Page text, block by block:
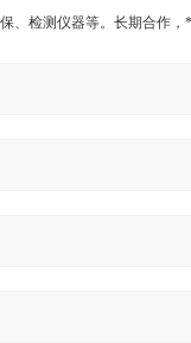
、检测仪器等。长期合作，